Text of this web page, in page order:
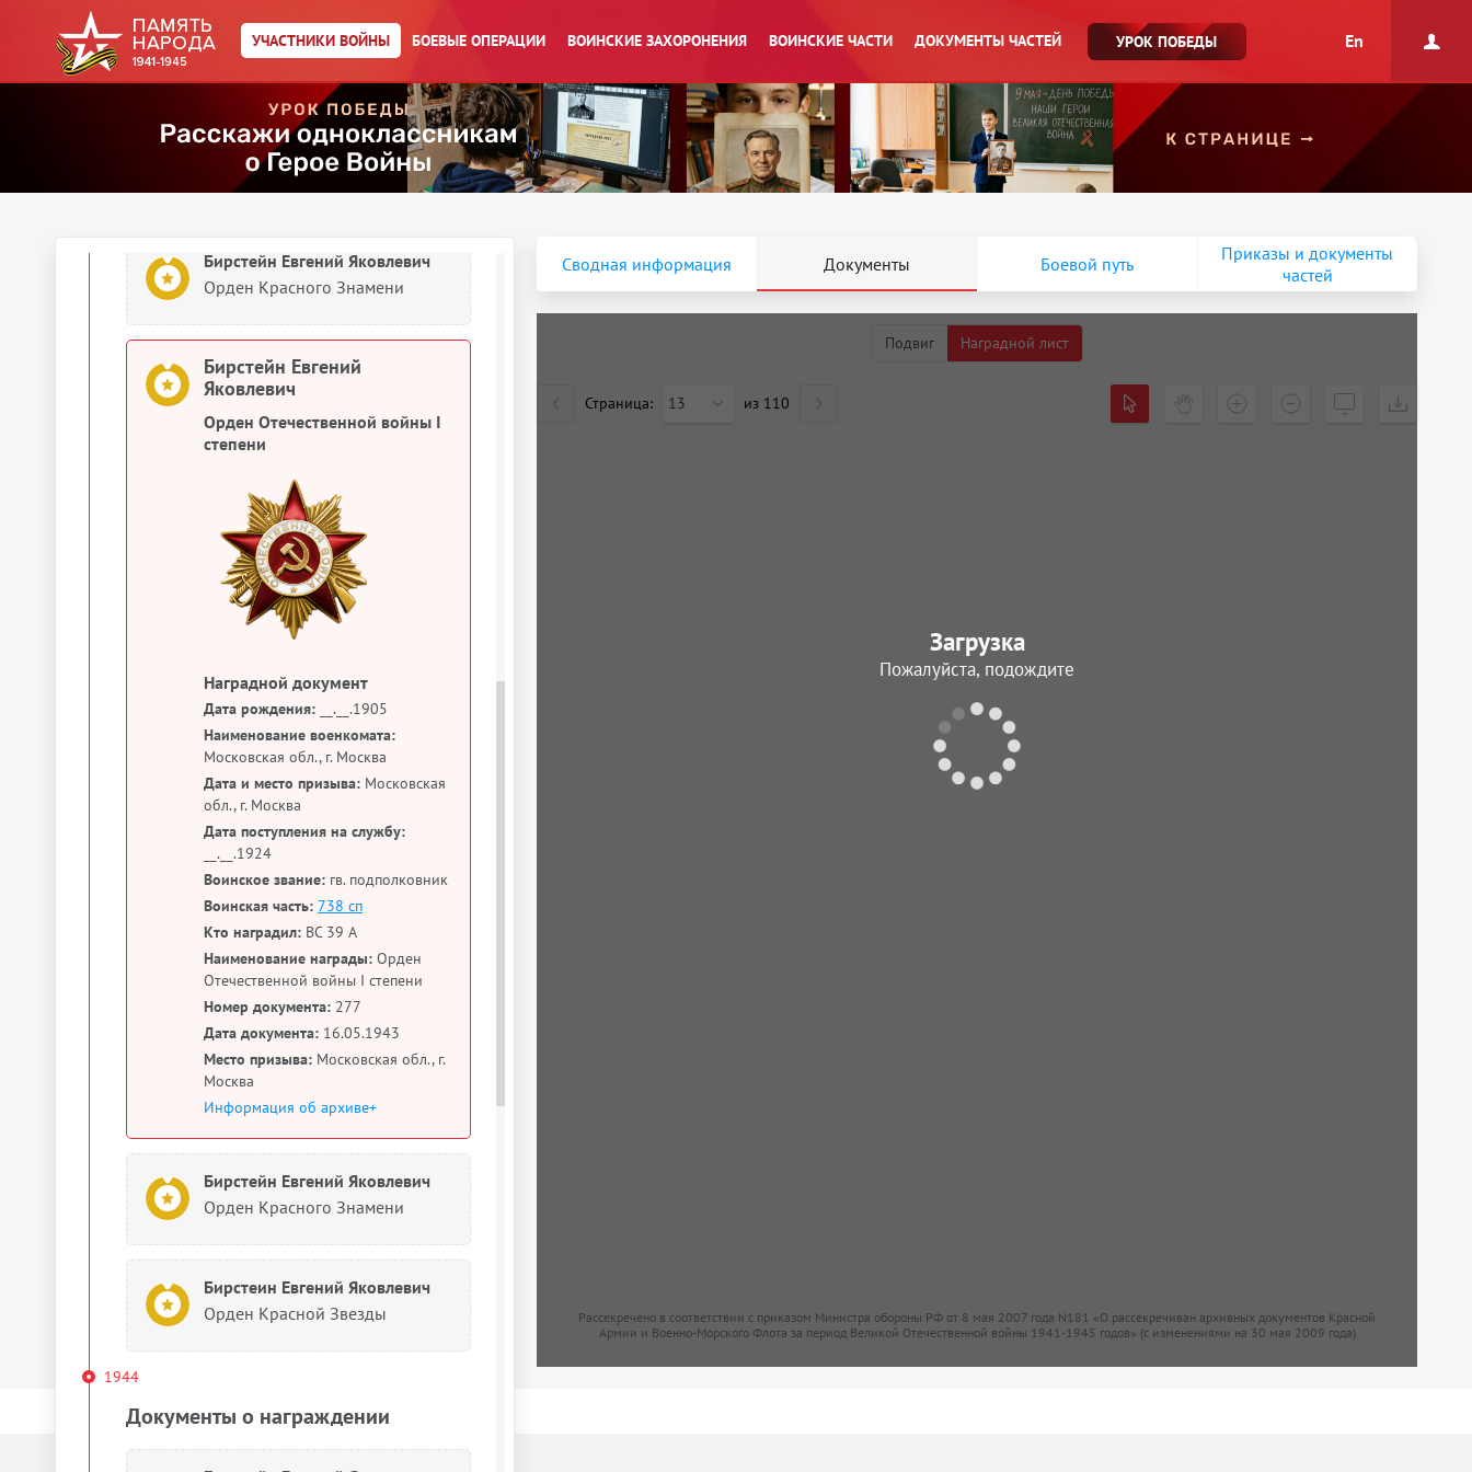
УЧАСТНИКИ ВОЙНЫ БОЕВЫЕ ОПЕРАЦИИ ВОИНСКИЕ ЗАХОРОНЕНИЯ ВОИНСКИЕ ЧАСТИ ДОКУМЕНТЫ ЧАСТЕЙ УРОК ПОБЕДЫ En
Бирстейн Евгений Яковлевич
Орден Красной Звезды
Бирстейн Евгений Яковлевич
Орден Отечественной войны I
степени
Бирстейн Евгений Яковлевич
Орден Красного Знамени
Бирстейн Евгений
Яковлевич
Орден Отечественной войны I
степени
Наградной документ
Дата рождения: __.__.1905
Наименование военкомата:
Московская обл., г. Москва
Дата и место призыва: Московская
обл., г. Москва
Дата поступления на службу:
__.__.1924
Воинское звание: гв. подполковник
Воинская часть: 738 сп
Кто наградил: ВС 39 А
Наименование награды: Орден
Отечественной войны I степени
Номер документа: 277
Дата документа: 16.05.1943
Место призыва: Московская обл., г.
Москва
Информация об архиве+
Бирстейн Евгений Яковлевич
Орден Красного Знамени
Бирстеин Евгений Яковлевич
Орден Красной Звезды
1944
Документы о награждении
Сводная информация Документы Боевой путь
Приказы и документы
частей
Подвиг Наградной лист
Страница: 13 из 110
Рассекречено в соответствии с приказом Министра обороны РФ от 8 мая 2007 года N181 «О рассекречиван архивных документов Красной
Армии и Военно-Морского Флота за период Великой Отечественной войны 1941-1945 годов» (с изменениями на 30 мая 2009 года)
Загрузка
Пожалуйста, подождите